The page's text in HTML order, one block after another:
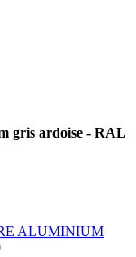
gris ardoise - RAL
ALUMINIUM